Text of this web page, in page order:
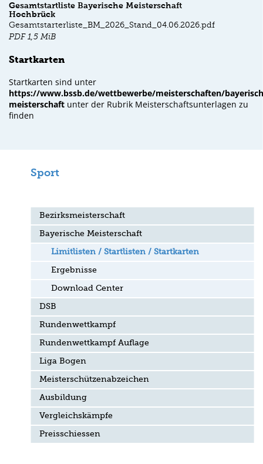
Gesamtstartliste Bayerische Meisterschaft
Hochbrück
Gesamtstarterliste_BM_2026_Stand_04.06.2026.pdf
PDF 1,5 MiB
Startkarten
Startkarten sind unter
https://www.bssb.de/wettbewerbe/meisterschaften/
meisterschaft unter der Rubrik Meisterschaftsunterlagen zu
finden
Sport
Bezirksmeisterschaft
Bayerische Meisterschaft
Limitlisten / Startlisten / Startkarten
Ergebnisse
Download Center
DSB
Rundenwettkampf
Rundenwettkampf Auflage
Liga Bogen
Meisterschützenabzeichen
Ausbildung
Vergleichskämpfe
Preisschiessen